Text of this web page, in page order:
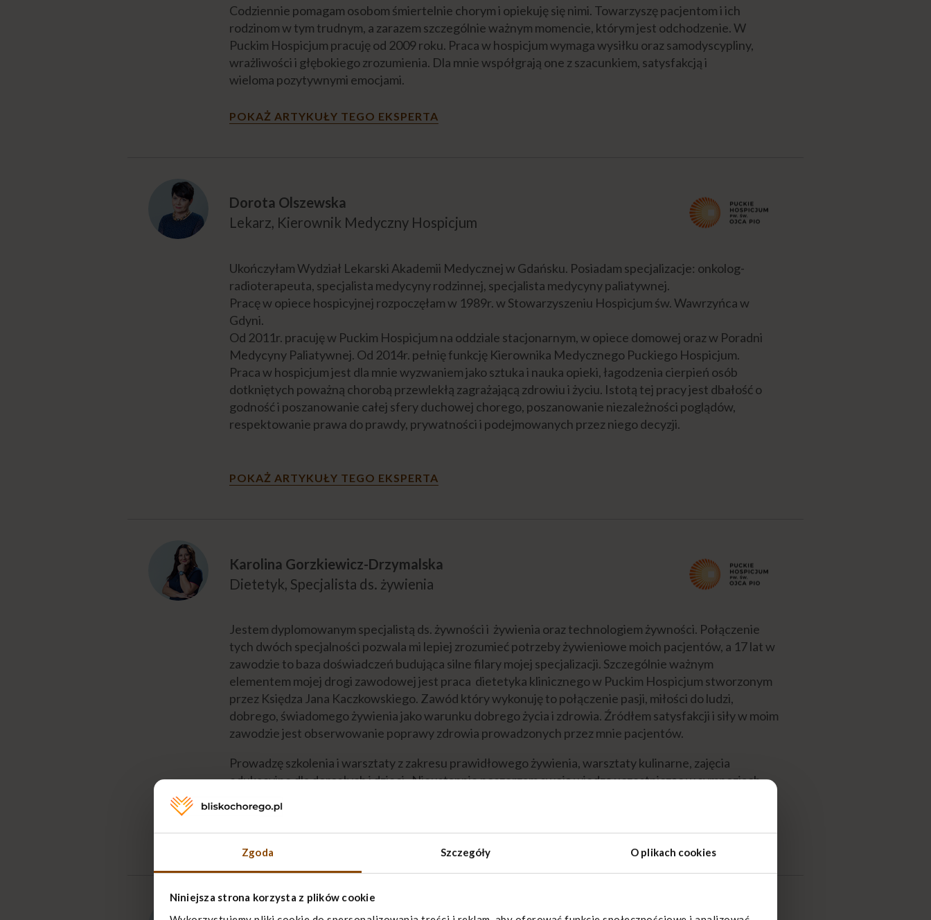
Zgoda Szczegóły O plikach cookies
Niniejsza strona korzysta z plików cookie
Codziennie pomagam osobom śmiertelnie chorym i opiekuję się nimi. Towarzyszę pacjentom i ich
rodzinom w tym trudnym, a zarazem szczególnie ważnym momencie, którym jest odchodzenie. W
Puckim Hospicjum pracuję od 2009 roku. Praca w hospicjum wymaga wysiłku oraz samodyscypliny,
wrażliwości i głębokiego zrozumienia. Dla mnie współgrają one z szacunkiem, satysfakcją i
wieloma pozytywnymi emocjami.
POKAŻ ARTYKUŁY TEGO EKSPERTA
Dorota Olszewska
Lekarz, Kierownik Medyczny Hospicjum
Ukończyłam Wydział Lekarski Akademii Medycznej w Gdańsku. Posiadam specjalizacje: onkolog-
radioterapeuta, specjalista medycyny rodzinnej, specjalista medycyny paliatywnej.
Pracę w opiece hospicyjnej rozpoczęłam w 1989r. w Stowarzyszeniu Hospicjum św. Wawrzyńca w
Gdyni.
Od 2011r. pracuję w Puckim Hospicjum na oddziale stacjonarnym, w opiece domowej oraz w Poradni
Medycyny Paliatywnej. Od 2014r. pełnię funkcję Kierownika Medycznego Puckiego Hospicjum.
Praca w hospicjum jest dla mnie wyzwaniem jako sztuka i nauka opieki, łagodzenia cierpień osób
dotkniętych poważną chorobą przewlekłą zagrażającą zdrowiu i życiu. Istotą tej pracy jest dbałość o
godność i poszanowanie całej sfery duchowej chorego, poszanowanie niezależności poglądów,
respektowanie prawa do prawdy, prywatności i podejmowanych przez niego decyzji.
POKAŻ ARTYKUŁY TEGO EKSPERTA
Karolina Gorzkiewicz-Drzymalska
Dietetyk, Specjalista ds. żywienia
Jestem dyplomowanym specjalistą ds. żywności i żywienia oraz technologiem żywności. Połączenie
tych dwóch specjalności pozwala mi lepiej zrozumieć potrzeby żywieniowe moich pacjentów, a 17 lat w
zawodzie to baza doświadczeń budująca silne filary mojej specjalizacji. Szczególnie ważnym
elementem mojej drogi zawodowej jest praca dietetyka klinicznego w Puckim Hospicjum stworzonym
przez Księdza Jana Kaczkowskiego. Zawód który wykonuję to połączenie pasji, miłości do ludzi,
dobrego, świadomego żywienia jako warunku dobrego życia i zdrowia. Źródłem satysfakcji i siły w moim
zawodzie jest obserwowanie poprawy zdrowia prowadzonych przez mnie pacjentów.
Prowadzę szkolenia i warsztaty z zakresu prawidłowego żywienia, warsztaty kulinarne, zajęcia
edukacyjne dla dorosłych i dzieci. Nieustannie poszerzam swoją wiedzę uczestnicząc w sympozjach
POKAŻ ARTYKUŁY TEGO EKSPERTA